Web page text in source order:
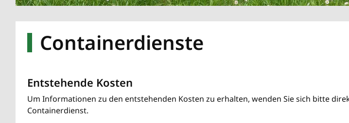
Containerdienste
Entstehende Kosten
Um Informationen zu den entstehenden Kosten zu erhalten, wenden Sie sich bitte
Containerdienst.